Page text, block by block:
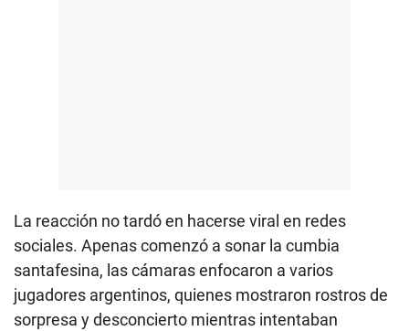
La reacción no tardó en hacerse viral en redes
sociales. Apenas comenzó a sonar la cumbia
santafesina, las cámaras enfocaron a varios
jugadores argentinos, quienes mostraron rostros de
sorpresa y desconcierto mientras intentaban